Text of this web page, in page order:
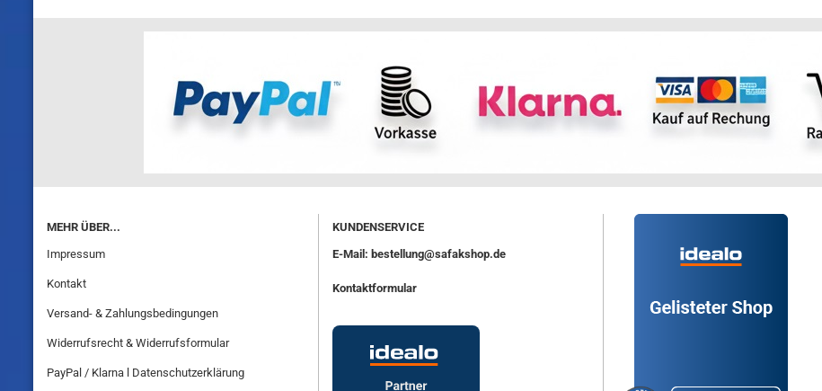
MEHR ÜBER...
Impressum
Kontakt
Versand- & Zahlungsbedingungen
Widerrufsrecht & Widerrufsformular
PayPal / Klarna l Datenschutzerklärung
KUNDENSERVICE
E-Mail: bestellung@safakshop.de
Kontaktformular